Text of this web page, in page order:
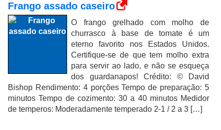
Frango assado caseiro
O frango grelhado com molho de
churrasco à base de tomate é um
eterno favorito nos Estados Unidos.
Certifique-se de que tem molho extra
para servir ao lado, e não se esqueça
dos guardanapos! Crédito: © David
Bishop Rendimento: 4 porções Tempo de preparação: 5
minutos Tempo de cozimento: 30 a 40 minutos Medidor
de temperos: Moderadamente temperado 2-1 / 2 a 3 […]